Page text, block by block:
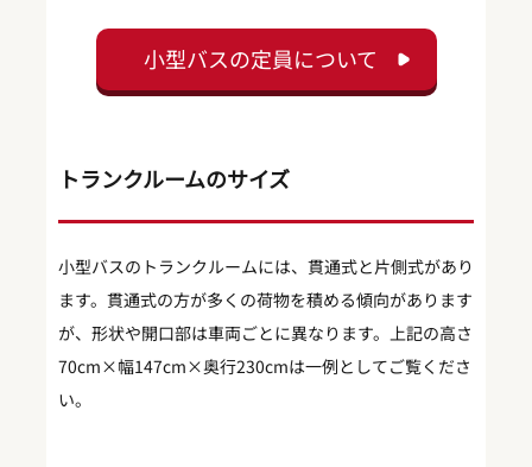
小型バスの定員について
トランクルームのサイズ
小型バスのトランクルームには、貫通式と片側式があり
ます。貫通式の方が多くの荷物を積める傾向があります
が、形状や開口部は車両ごとに異なります。上記の高さ
70cm×幅147cm×奥行230cmは一例としてご覧くださ
い。